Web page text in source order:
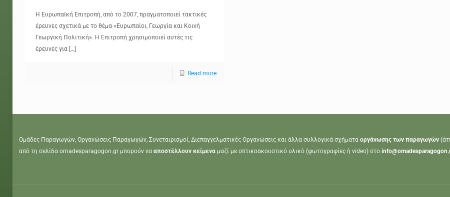
H Ευρωπαϊκή Επιτροπή, από το 2007, πραγματοποιεί τακτικές
έρευνες σχετικά με το θέμα «Ευρωπαίοι, Γεωργία και Κοινή
Γεωργική Πολιτική». Η Επιτροπή χρησιμοποιεί αυτές τις
έρευνες για[…]
Read more
Ομάδες Παραγωγών, Οργανώσεις Παραγωγών, Συνεταιρισμοί, Διεπαγγελματικές Οργανώσεις και άλλα συλλογικά σχήματα οργάνωσης των παραγωγών
από τη σελίδα omadesparagogon.gr μπορούν να αποστέλλουν κείμεναμαζί με οπτικοακουστικό υλικό (φωτογραφίες ή video) στο